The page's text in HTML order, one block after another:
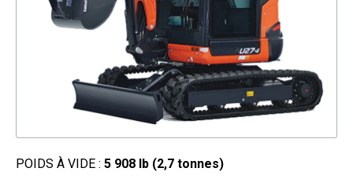
POIDS À VIDE : 5 908 lb (2,7 tonnes)